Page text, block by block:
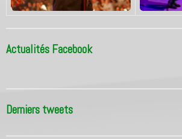
Actualités Facebook
Derniers tweets